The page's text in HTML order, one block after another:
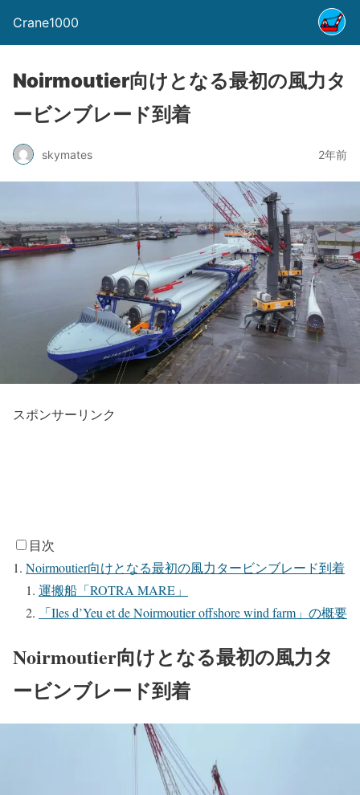
Crane1000
Noirmoutier向けとなる最初の風力タ
ービンブレード到着
skymates 2年前
スポンサーリンク
目次
Noirmoutier向けとなる最初の風力タービンブレード到着
運搬船「ROTRA MARE」
「Iles d’Yeu et de Noirmoutier offshore wind farm」の概要
Noirmoutier向けとなる最初の風力タ
ービンブレード到着